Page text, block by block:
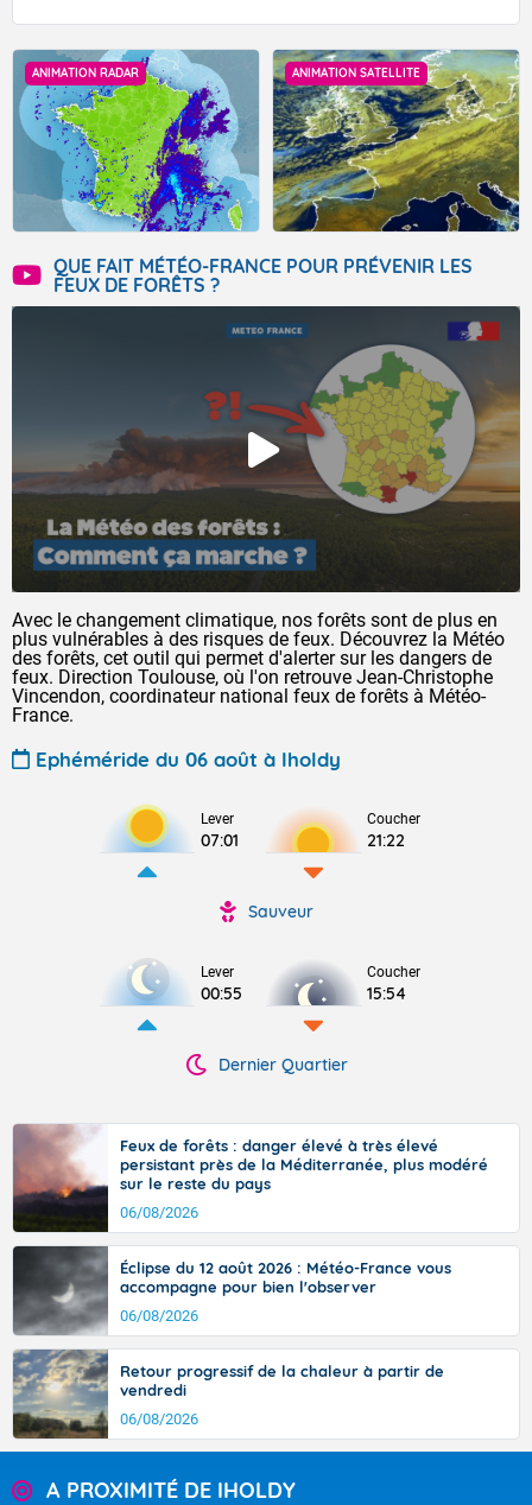
ANIMATION RADAR ANIMATION SATELLITE
QUE FAIT MÉTÉO-FRANCE POUR PRÉVENIR LES
FEUX DE FORÊTS ?
Avec le changement climatique, nos forêts sont de plus en
plus vulnérables à des risques de feux. Découvrez la Météo
des forêts, cet outil qui permet d'alerter sur les dangers de
feux. Direction Toulouse, où l'on retrouve Jean-Christophe
Vincendon, coordinateur national feux de forêts à Météo-
France.
Ephéméride du 06 août à Iholdy
Lever
07:01
Coucher
21:22
Sauveur
Lever
00:55
Coucher
15:54
Dernier Quartier
Feux de forêts : danger élevé à très élevé
persistant près de la Méditerranée, plus modéré
sur le reste du pays
06/08/2026
Éclipse du 12 août 2026 : Météo-France vous
accompagne pour bien l'observer
06/08/2026
Retour progressif de la chaleur à partir de
vendredi
06/08/2026
A PROXIMITÉ DE IHOLDY